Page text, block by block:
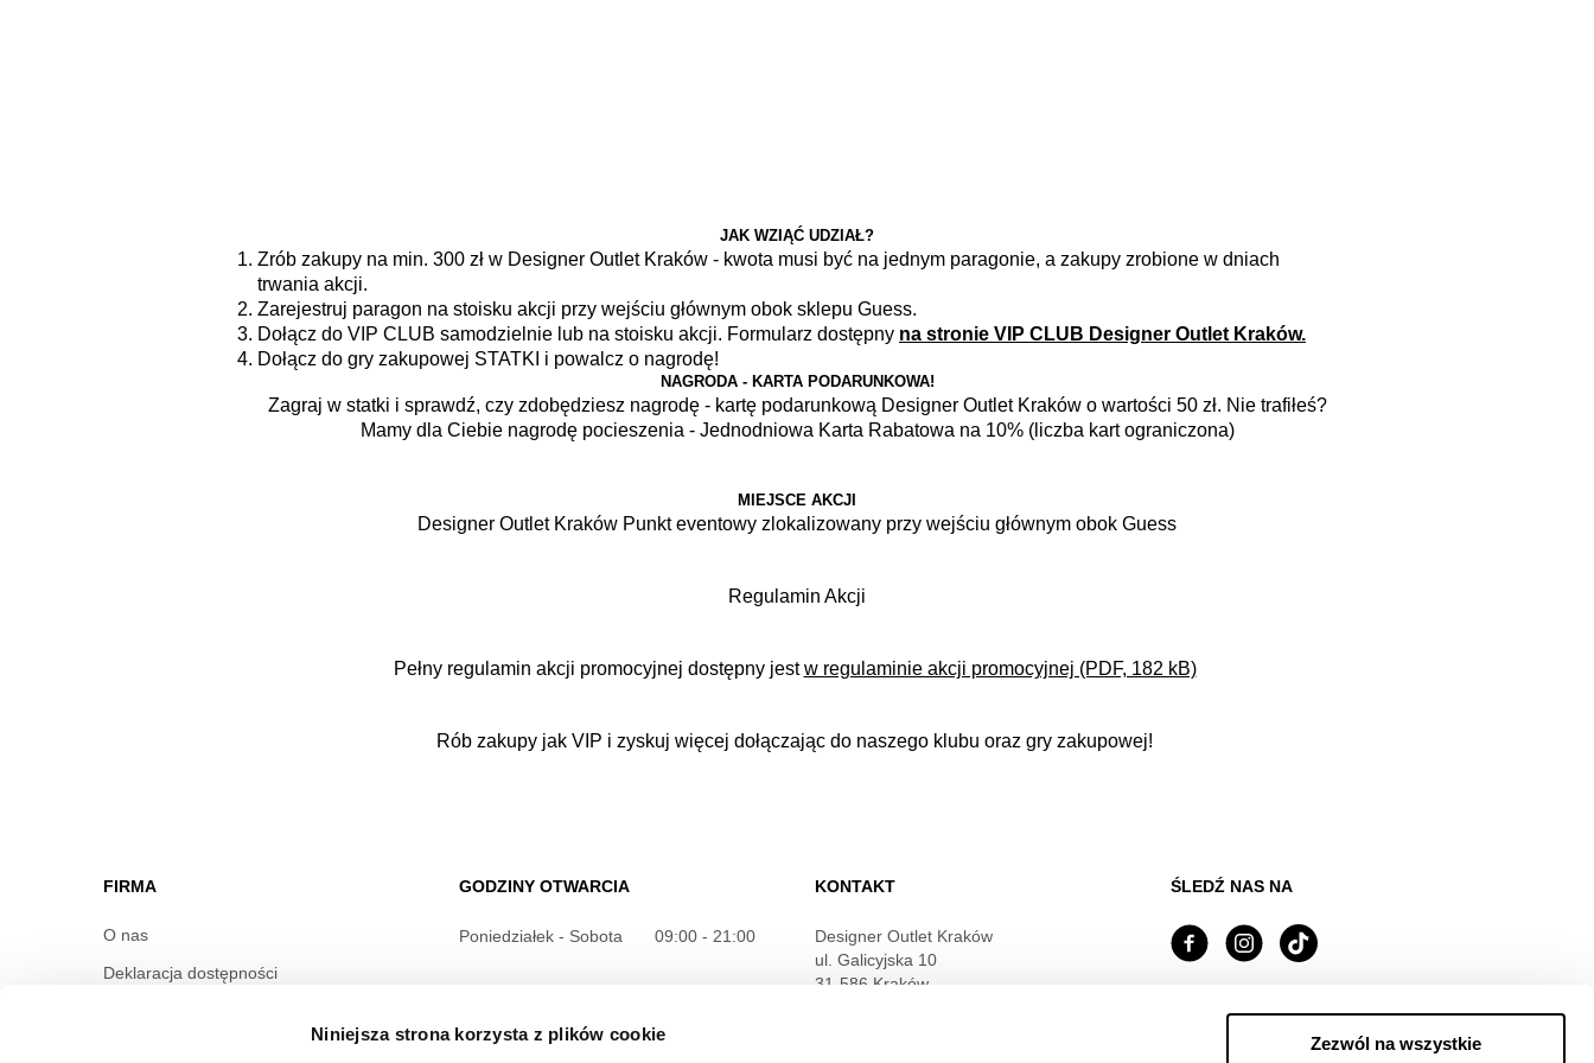
Niniejsza strona korzysta z plików cookie
Zezwól na wszystkie
JAK WZIĄĆ UDZIAŁ?
Zrób zakupy na min. 300 zł w Designer Outlet Kraków - kwota musi być na jednym paragonie, a zakupy zrobione w dniach
trwania akcji.
Zarejestruj paragon na stoisku akcji przy wejściu głównym obok sklepu Guess.
Dołącz do VIP CLUB samodzielnie lub na stoisku akcji. Formularz dostępny na stronie VIP CLUB Designer Outlet Kraków.
Dołącz do gry zakupowej STATKI i powalcz o nagrodę!
NAGRODA - KARTA PODARUNKOWA!
Zagraj w statki i sprawdź, czy zdobędziesz nagrodę - kartę podarunkową Designer Outlet Kraków o wartości 50 zł. Nie trafiłeś?
Mamy dla Ciebie nagrodę pocieszenia - Jednodniowa Karta Rabatowa na 10% (liczba kart ograniczona)
MIEJSCE AKCJI
Designer Outlet Kraków Punkt eventowy zlokalizowany przy wejściu głównym obok Guess
Regulamin Akcji
Pełny regulamin akcji promocyjnej dostępny jestw regulaminie akcji promocyjnej (PDF, 182 kB)
Rób zakupy jak VIP i zyskuj więcej dołączając do naszego klubu oraz gry zakupowej!
FIRMA
O nas
Deklaracja dostępności
GODZINY OTWARCIA
Poniedziałek - Sobota 09:00 - 21:00
KONTAKT
Designer Outlet Kraków
ul. Galicyjska 10
31-586 Kraków
ŚLEDŹ NAS NA